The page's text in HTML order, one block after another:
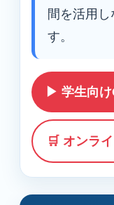
間を活用
す。
▶ 学生向
🛒 オンラ